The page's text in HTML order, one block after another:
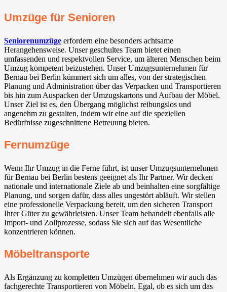
Umzüge für Senioren
Seniorenumzüge erfordern eine besonders achtsame
Herangehensweise. Unser geschultes Team bietet einen
umfassenden und respektvollen Service, um älteren Menschen beim
Umzug kompetent beizustehen. Unser Umzugsunternehmen für
Bernau bei Berlin kümmert sich um alles, von der strategischen
Planung und Administration über das Verpacken und Transportieren
bis hin zum Auspacken der Umzugskartons und Aufbau der Möbel.
Unser Ziel ist es, den Übergang möglichst reibungslos und
angenehm zu gestalten, indem wir eine auf die speziellen
Bedürfnisse zugeschnittene Betreuung bieten.
Fernumzüge
Wenn Ihr Umzug in die Ferne führt, ist unser Umzugsunternehmen
für Bernau bei Berlin bestens geeignet als Ihr Partner. Wir decken
nationale und internationale Ziele ab und beinhalten eine sorgfältige
Planung, und sorgen dafür, dass alles ungestört abläuft. Wir stellen
eine professionelle Verpackung bereit, um den sicheren Transport
Ihrer Güter zu gewährleisten. Unser Team behandelt ebenfalls alle
Import- und Zollprozesse, sodass Sie sich auf das Wesentliche
konzentrieren können.
Möbeltransporte
Als Ergänzung zu kompletten Umzügen übernehmen wir auch das
fachgerechte Transportieren von Möbeln. Egal, ob es sich um das